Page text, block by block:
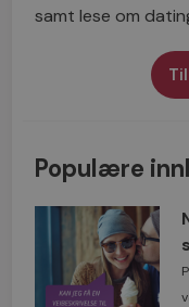
samt lese om
Populære